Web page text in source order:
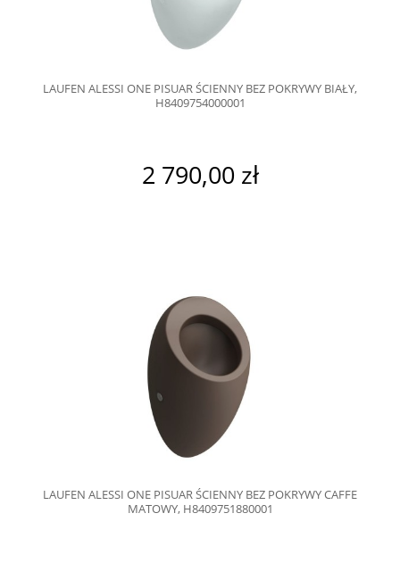
LAUFEN ALESSI ONE PISUAR ŚCIENNY BEZ POKRYWY BIAŁY,
H8409754000001
2 790,00 zł
LAUFEN ALESSI ONE PISUAR ŚCIENNY BEZ POKRYWY CAFFE
MATOWY, H8409751880001